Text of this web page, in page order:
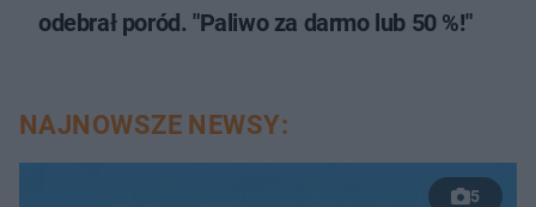
odebrał poród. "Paliwo za darmo lub 50 %!"
NAJNOWSZE NEWSY:
5